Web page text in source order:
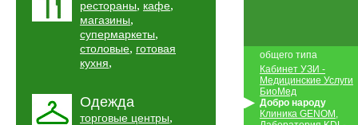
рестораны, кафе,
магазины,
супермаркеты,
столовые, готовая
кухня,
Одежда
торговые центры,
общего типа
Кабинет УЗИ -
Медицинские Услуги
БиоМед
Добро народу
Клиника GENOM,